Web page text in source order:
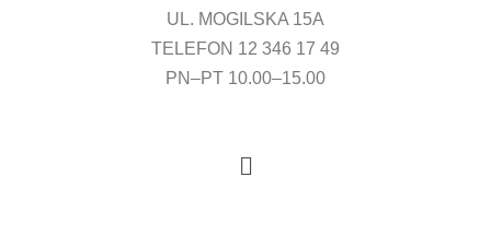
UL. MOGILSKA 15A
TELEFON 12 346 17 49
PN–PT 10.00–15.00
Menu